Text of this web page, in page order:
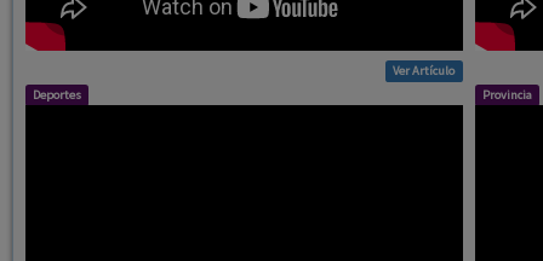
Ver Artículo
Deportes Provincia